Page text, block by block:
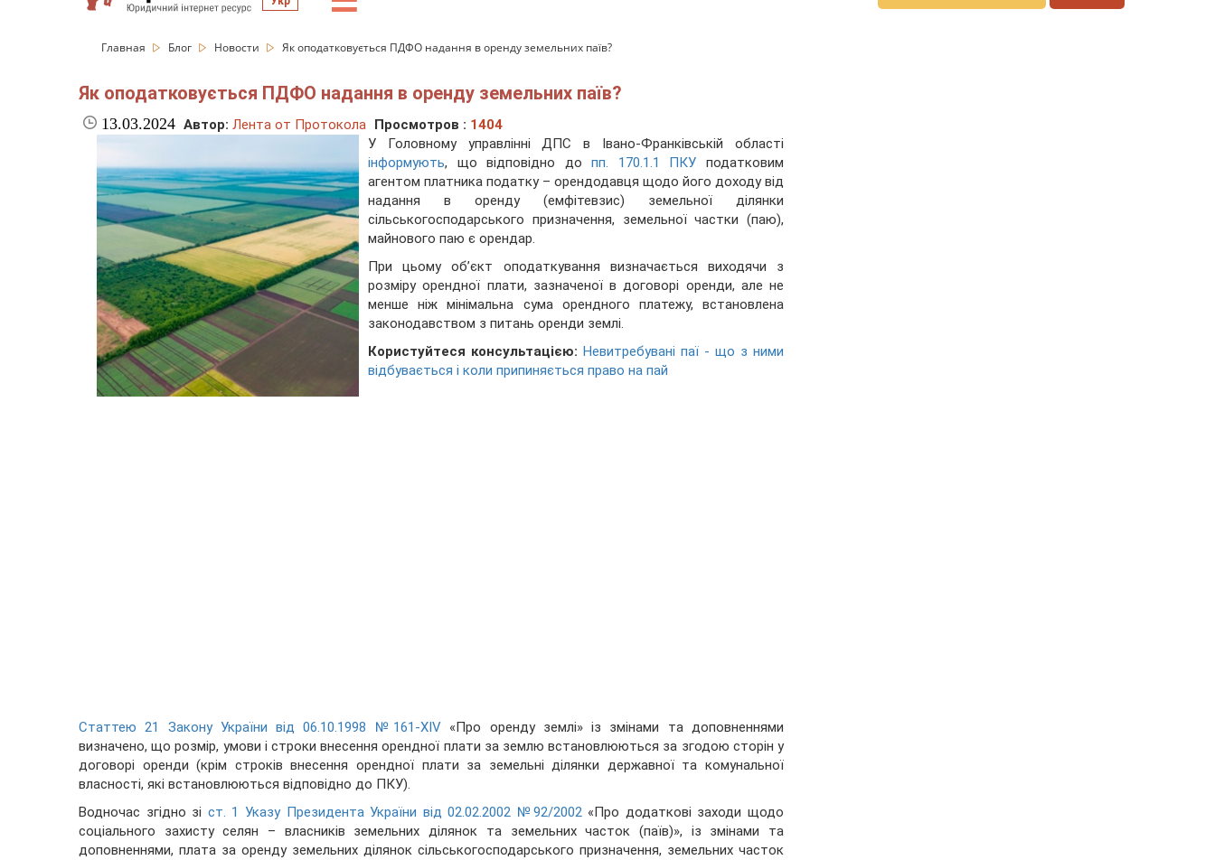
Главная Блог Новости Як оподатковується ПДФО надання в оренду земельних паїв?
Як оподатковується ПДФО надання в оренду земельних паїв?
13.03.2024 Автор: Лента от Протокола Просмотров : 1404
У Головному управлінні ДПС в Івано-Франківській області
інформують, що відповідно допп. 170.1.1 ПКУ податковим
агентом платника податку – орендодавця щодо його доходу від
надання в оренду (емфітевзис) земельної ділянки
сільськогосподарського призначення, земельної частки (паю),
майнового паю є орендар.
При цьому об’єкт оподаткування визначається виходячи з
розміру орендної плати, зазначеної в договорі оренди, але не
менше ніж мінімальна сума орендного платежу, встановлена
законодавством з питань оренди землі.
Користуйтеся консультацією: Невитребувані паї - що з ними
відбувається і коли припиняється право на пай
Статтею 21 Закону України від 06.10.1998 №161-ХІV «Про оренду землі» із змінами та доповненнями
визначено, що розмір, умови і строки внесення орендної плати за землю встановлюються за згодою сторін у
договорі оренди (крім строків внесення орендної плати за земельні ділянки державної та комунальної
власності, які встановлюються відповідно до ПКУ).
Водночас згідно зі ст. 1 Указу Президента України від 02.02.2002 №92/2002«Про додаткові заходи щодо
соціального захисту селян – власників земельних ділянок та земельних часток (паїв)», із змінами та
доповненнями, плата за оренду земельних ділянок сільськогосподарського призначення, земельних часток